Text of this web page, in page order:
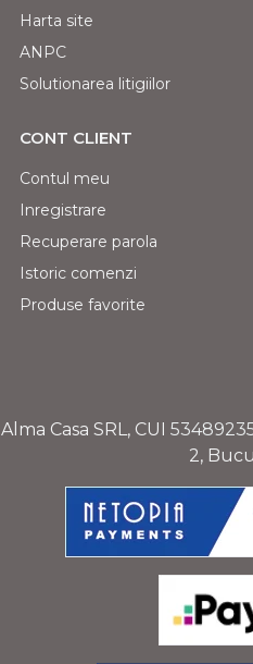
Harta site
ANPC
Solutionarea litigiilor
CONT CLIENT
Contul meu
Inregistrare
Recuperare parola
Istoric comenzi
Produse favorite
Alma Casa SRL, CUI
2,